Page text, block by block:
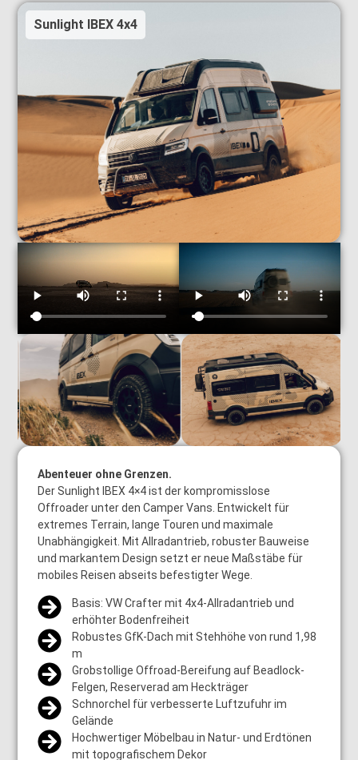
Abenteuer ohne Grenzen.
Der Sunlight IBEX 4×4 ist der kompromisslose
Offroader unter den Camper Vans. Entwickelt für
extremes Terrain, lange Touren und maximale
Unabhängigkeit. Mit Allradantrieb, robuster Bauweise
und markantem Design setzt er neue Maßstäbe für
mobiles Reisen abseits befestigter Wege.
Basis: VW Crafter mit 4x4-Allradantrieb und
erhöhter Bodenfreiheit
Robustes GfK-Dach mit Stehhöhe von rund 1,98
m
Grobstollige Offroad-Bereifung auf Beadlock-
Felgen, Reserverad am Heckträger
Schnorchel für verbesserte Luftzufuhr im
Gelände
Hochwertiger Möbelbau in Natur- und Erdtönen
mit topografischem Dekor
Sunlight IBEX 4x4